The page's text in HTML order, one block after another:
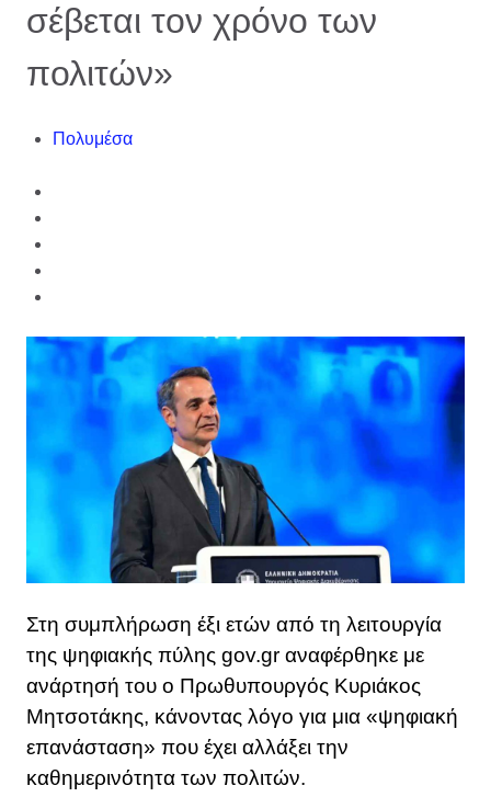
σέβεται τον χρόνο των
πολιτών»
Πολυμέσα
Στη συμπλήρωση έξι ετών από τη λειτουργία
της ψηφιακής πύλης gov.gr αναφέρθηκε με
ανάρτησή του ο Πρωθυπουργός Κυριάκος
Μητσοτάκης, κάνοντας λόγο για μια «ψηφιακή
επανάσταση» που έχει αλλάξει την
καθημερινότητα των πολιτών.